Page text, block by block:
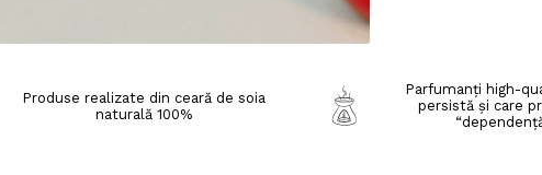
Produse realizate din ceară de soia
naturală 100%
Parfumanți high-
persistă și care